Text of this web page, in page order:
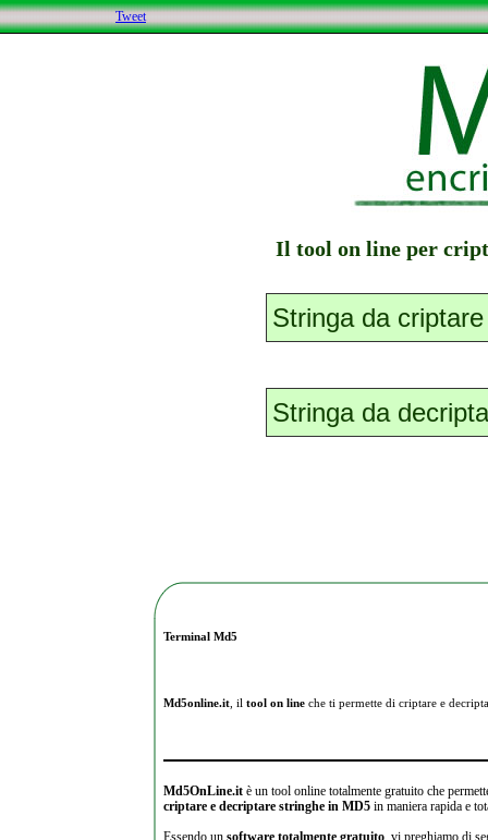
Tweet
Il tool on line per
Terminal Md5
Md5online.it, il tool on lineche ti permette di criptare e
Md5OnLine.itè un tool online totalmente gratuito che
criptare e decriptare stringhe in MD5in maniera rapida e
Essendo un software totalmente gratuito, vi preghiamo di